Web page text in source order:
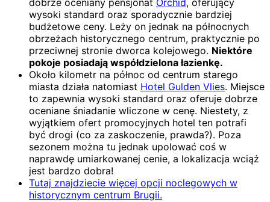
dobrze oceniany pensjonat Orchid, oferujący
wysoki standard oraz sporadycznie bardziej
budżetowe ceny. Leży on jednak na północnych
obrzeżach historycznego centrum, praktycznie po
przeciwnej stronie dworca kolejowego. Niektóre
pokoje posiadają współdzielona łazienkę.
Około kilometr na północ od centrum starego
miasta działa natomiast Hotel Gulden Vlies. Miejsce
to zapewnia wysoki standard oraz oferuje dobrze
oceniane śniadanie wliczone w cenę. Niestety, z
wyjątkiem ofert promocyjnych hotel ten potrafi
być drogi (co za zaskoczenie, prawda?). Poza
sezonem można tu jednak upolować coś w
naprawdę umiarkowanej cenie, a lokalizacja wciąż
jest bardzo dobra!
Tutaj znajdziecie więcej opcji noclegowych w
historycznym centrum Brugii.